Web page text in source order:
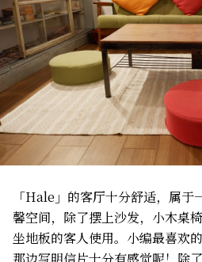
「Hale」的客厅十分舒适，属于
馨空间，除了摆上沙发，小木桌
坐地板的客人使用。小编最喜欢